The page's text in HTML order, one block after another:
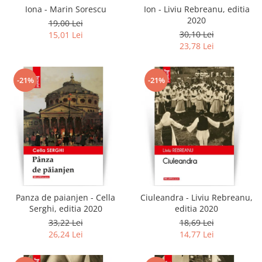
Iona - Marin Sorescu
19,00 Lei
15,01 Lei
Ion - Liviu Rebreanu, editia
2020
30,10 Lei
23,78 Lei
-21%
Panza de paianjen - Cella
Serghi, editia 2020
33,22 Lei
26,24 Lei
-21%
Ciuleandra - Liviu Rebreanu,
editia 2020
18,69 Lei
14,77 Lei